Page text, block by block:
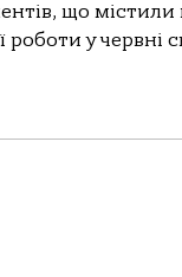
що містили
роботи у червні